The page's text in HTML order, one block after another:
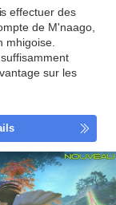
effectuer des
de M'naago,
mhigoise.
sur les